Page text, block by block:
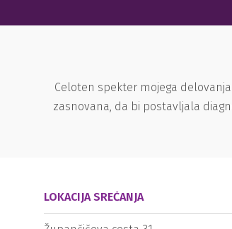
Celoten spekter mojega
zasnovana, da bi postavljala
LOKACIJA SREČANJA